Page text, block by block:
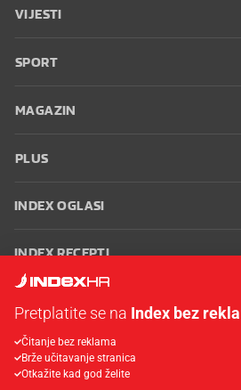
VIJESTI
SPORT
MAGAZIN
PLUS
INDEX OGLASI
INDEX RECEPTI
Oglašavanje Zaposli se na Indexu
korištenja
Postavke kolačića
Pretplatite se na Index bez
Čitanje bez reklama
Brže učitavanje stranica
Otkažite kad god želite